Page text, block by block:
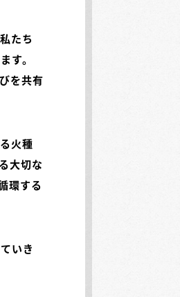
たち
す。
を共有
火種
大切な
環する
いき